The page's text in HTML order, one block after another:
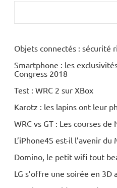
Objets connectés : sécurité
Smartphone : les
Congress 2018
Test : WRC 2 sur XBox
Karotz : les lapins ont leur
WRC vs GT : Les courses de
L’iPhone4S est-il l’avenir du
Domino, le petit wifi tout
LG s’offre une soirée en 3D